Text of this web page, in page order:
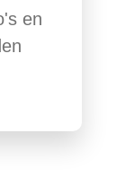
en